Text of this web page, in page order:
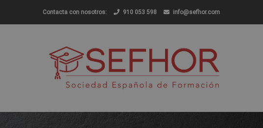
Contacta con nosotros: 910 053 598 info@sefhor.com